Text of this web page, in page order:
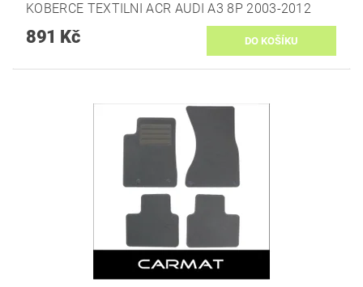
KOBERCE TEXTILNI ACR AUDI A3 8P 2003-2012
891 Kč